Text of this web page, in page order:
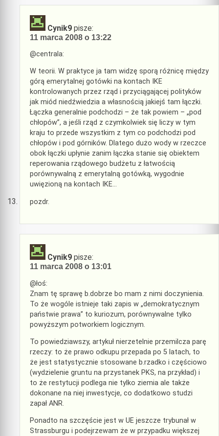
Cynik9 pisze:
11 marca 2008 o 13:22
@centrala:
W teorii. W praktyce ja tam widzę sporą różnicę między
górą emerytalnej gotówki na kontach IKE
kontrolowanych przez rząd i przyciągającej polityków
jak miód niedźwiedzia a własnością jakiejś tam łączki.
Łączka generalnie podchodzi – że tak powiem – „pod
chłopów”, a jeśli rząd z czymkolwiek się liczy w tym
kraju to przede wszystkim z tym co podchodzi pod
chłopów i pod górników. Dlatego dużo wody w rzeczce
obok łączki upłynie zanim łączka stanie się obiektem
reperowania rządowego budżetu z łatwością
porównywalną z emerytalną gotówką, wygodnie
uwięzioną na kontach IKE…
pozdr.
Cynik9 pisze:
11 marca 2008 o 13:01
@łoś:
Znam tę sprawę b.dobrze bo mam z nimi doczynienia.
To że wogóle istnieje taki zapis w „demokratycznym
państwie prawa” to kuriozum, porównywalne tylko
powyższym potworkiem logicznym.
To powiedziawszy, artykuł nierzetelnie przemilcza parę
rzeczy: to że prawo odkupu przepada po 5 latach, to
że jest statystycznie stosowane b.rzadko i częściowo
(wydzielenie gruntu na przystanek PKS, na przykład) i
to że restytucji podlega nie tylko ziemia ale także
dokonane na niej inwestycje, co dodatkowo studzi
zapał ANR.
Ponadto na szczęście jest w UE jeszcze trybunał w
Strassburgu i podejrzewam że w przypadku większej